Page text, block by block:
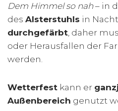
Dem Himmel so nah– in
des Alsterstuhls in
durchgefärbt , daher
oder Herausfallen der
werden.
Wetterfest kann er
Außenbereich genutzt